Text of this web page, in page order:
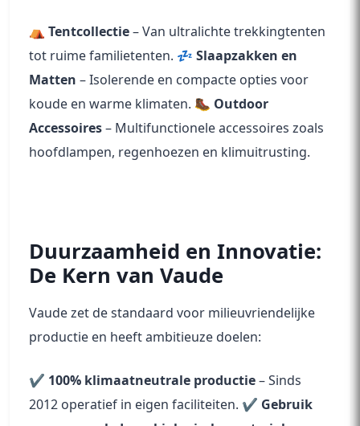
⛺ Tentcollectie– Van ultralichte trekkingtenten
tot ruime familietenten. 💤 Slaapzakken en
Matten – Isolerende en compacte opties voor
koude en warme klimaten. 🥾 Outdoor
Accessoires– Multifunctionele accessoires zoals
hoofdlampen, regenhoezen en klimuitrusting.
Duurzaamheid en Innovatie:
De Kern van Vaude
Vaude zet de standaard voor milieuvriendelijke
productie en heeft ambitieuze doelen:
✔ 100% klimaatneutrale productie– Sinds
2012 operatief in eigen faciliteiten. ✔ Gebruik